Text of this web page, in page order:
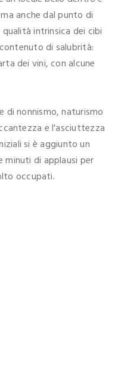
anche dal punto di
intrinsica dei cibi
di salubrità:
dei vini, con alcune
nonnismo, naturismo
e l'asciuttezza
si è aggiunto un
minuti di applausi per
occupati.